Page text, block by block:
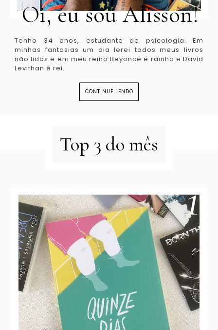
Oi, eu sou Alisson!
Tenho 34 anos, estudante de psicologia. Em
minhas fantasias um dia lerei todos meus livros
não lidos e em meu reino Beyoncé é rainha e David
Levithan é rei.
CONTINUE LENDO
Top 3 do mês